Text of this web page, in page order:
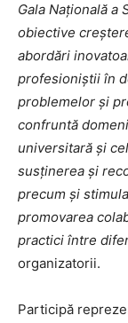
Gala Naţională a
obiective
abordări
profesioniştii în
problemelor şi
confruntă
universitară şi
susţinerea şi
precum şi
promovarea
practici între
organizatorii.
Participă